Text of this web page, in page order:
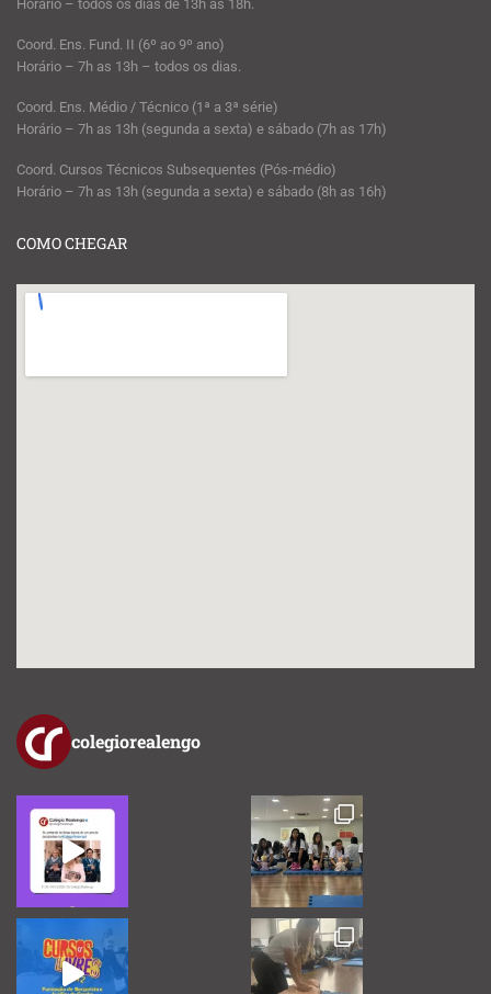
Horário – todos os dias de 13h as 18h.
Coord. Ens. Fund. II (6º ao 9º ano)
Horário – 7h as 13h – todos os dias.
Coord. Ens. Médio / Técnico (1ª a 3ª série)
Horário – 7h as 13h (segunda a sexta) e sábado (7h as 17h)
Coord. Cursos Técnicos Subsequentes (Pós-médio)
Horário – 7h as 13h (segunda a sexta) e sábado (8h as 16h)
COMO CHEGAR
colegiorealengo